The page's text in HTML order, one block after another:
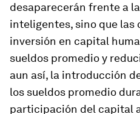
desaparecerán frente a
inteligentes, sino que las
inversión en capital
sueldos promedio y
aun así, la introducción
los sueldos promedio
participación del capital